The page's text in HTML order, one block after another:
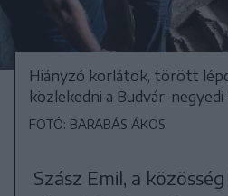
Hiányzó korlátok, törött
közlekedni a Budvár-
FOTÓ: BARABÁS ÁKOS
Szász Emil, a